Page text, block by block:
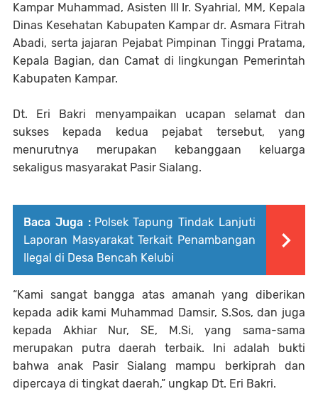
Kampar Muhammad, Asisten III Ir. Syahrial, MM, Kepala
Dinas Kesehatan Kabupaten Kampar dr. Asmara Fitrah
Abadi, serta jajaran Pejabat Pimpinan Tinggi Pratama,
Kepala Bagian, dan Camat di lingkungan Pemerintah
Kabupaten Kampar.
Dt. Eri Bakri menyampaikan ucapan selamat dan
sukses kepada kedua pejabat tersebut, yang
menurutnya merupakan kebanggaan keluarga
sekaligus masyarakat Pasir Sialang.
Baca Juga : Polsek Tapung Tindak Lanjuti
Laporan Masyarakat Terkait Penambangan
Ilegal di Desa Bencah Kelubi
“Kami sangat bangga atas amanah yang diberikan
kepada adik kami Muhammad Damsir, S.Sos, dan juga
kepada Akhiar Nur, SE, M.Si, yang sama-sama
merupakan putra daerah terbaik. Ini adalah bukti
bahwa anak Pasir Sialang mampu berkiprah dan
dipercaya di tingkat daerah,” ungkap Dt. Eri Bakri.